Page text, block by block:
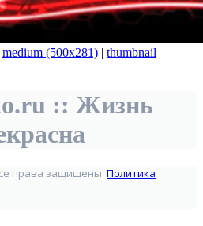
medium (500x281) | thumbnail
:: Жизнь
права защищены. Политика